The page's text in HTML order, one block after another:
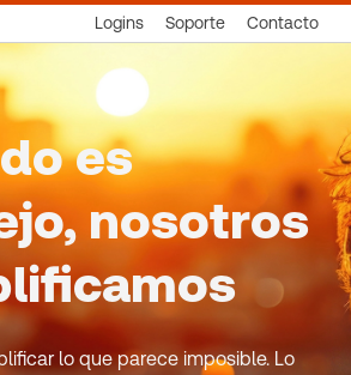
Logins Soporte Contacto
es
nosotros
lo que parece imposible. Lo